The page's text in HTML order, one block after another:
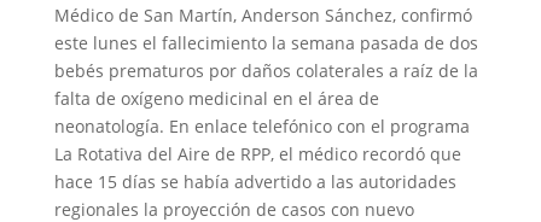
Médico de San Martín, Anderson Sánchez, confirmó
este lunes el fallecimiento la semana pasada de dos
bebés prematuros por daños colaterales a raíz de la
falta de oxígeno medicinal en el área de
neonatología. En enlace telefónico con el programa
La Rotativa del Aire de RPP, el médico recordó que
hace 15 días se había advertido a las autoridades
regionales la proyección de casos con nuevo